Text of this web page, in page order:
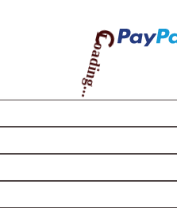
Loading...